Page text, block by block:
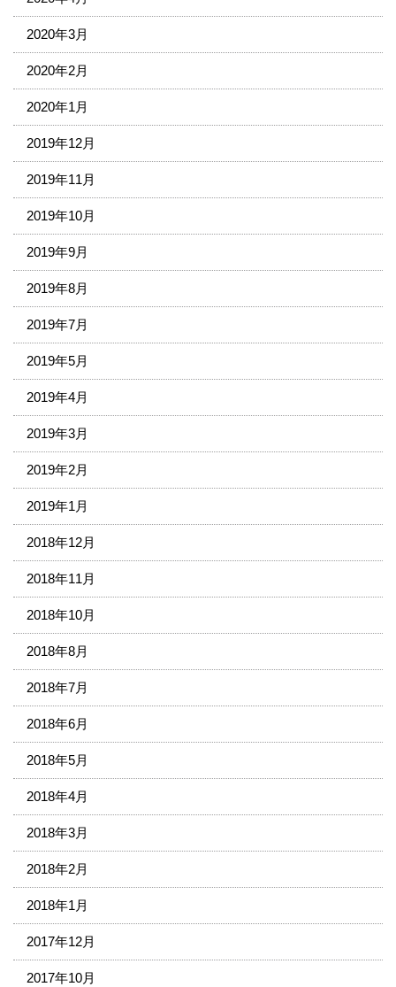
2020年3月
2020年2月
2020年1月
2019年12月
2019年11月
2019年10月
2019年9月
2019年8月
2019年7月
2019年5月
2019年4月
2019年3月
2019年2月
2019年1月
2018年12月
2018年11月
2018年10月
2018年8月
2018年7月
2018年6月
2018年5月
2018年4月
2018年3月
2018年2月
2018年1月
2017年12月
2017年10月